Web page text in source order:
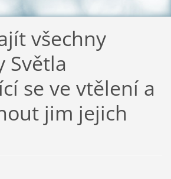
všechny
Světla
se ve vtělení a
jim jejich